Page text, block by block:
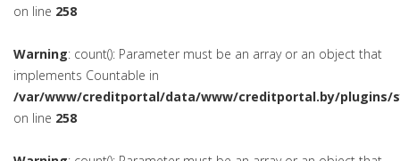
on line 258
Warning: count(): Parameter must be an array or an object that
implements Countable in
/var/www/creditportal/data/www/creditportal.by/plugins/
on line 258